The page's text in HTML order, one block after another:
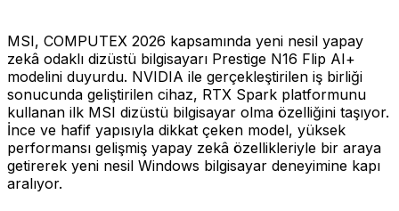
MSI, COMPUTEX 2026 kapsamında yeni nesil yapay
zekâ odaklı dizüstü bilgisayarı Prestige N16 Flip AI+
modelini duyurdu. NVIDIA ile gerçekleştirilen iş birliği
sonucunda geliştirilen cihaz, RTX Spark platformunu
kullanan ilk MSI dizüstü bilgisayar olma özelliğini taşıyor.
İnce ve hafif yapısıyla dikkat çeken model, yüksek
performansı gelişmiş yapay zekâ özellikleriyle bir araya
getirerek yeni nesil Windows bilgisayar deneyimine kapı
aralıyor.